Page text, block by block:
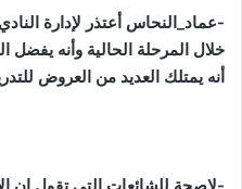
-عماد_النحاس أعتذر لإدارة
خلال المرحلة الحالية وأنه يفضل
أنه يمتلك العديد من العروض